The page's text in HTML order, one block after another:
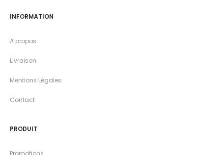
INFORMATION
A propos
Livraison
Mentions Légales
Contact
PRODUIT